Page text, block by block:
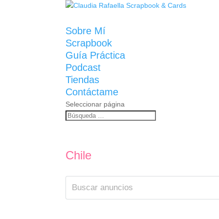
Sobre Mí
Scrapbook
Guía Práctica
Podcast
Tiendas
Contáctame
Seleccionar página
Chile